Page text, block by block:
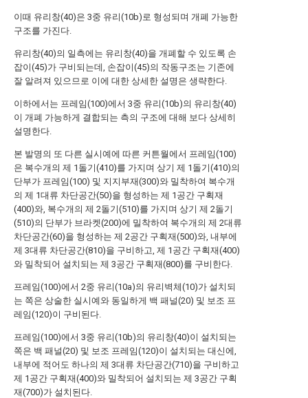
이때 유리창(40)은 3중 유리(10b)로 형성되며 개폐 가능한
구조를 가진다.
유리창(40)의 일측에는 유리창(40)을 개폐할 수 있도록 손
잡이(45)가 구비되는데, 손잡이(45)의 작동구조는 기존에
잘 알려져 있으므로 이에 대한 상세한 설명은 생략한다.
이하에서는 프레임(100)에서 3중 유리(10b)의 유리창(40)
이 개폐 가능하게 결합되는 측의 구조에 대해 보다 상세히
설명한다.
본 발명의 또 다른 실시예에 따른 커튼월에서 프레임(100)
은 복수개의 제 1돌기(410)를 가지며 상기 제 1돌기(410)의
단부가 프레임(100) 및 지지부재(300)와 밀착하여 복수개
의 제 1대류 차단공간(50)을 형성하는 제 1공간 구획재
(400)와, 복수개의 제 2돌기(510)를 가지며 상기 제 2돌기
(510)의 단부가 브라켓(200)에 밀착하여 복수개의 제 2대류
차단공간(60)을 형성하는 제 2공간 구획재(500)와, 내부에
제 3대류 차단공간(810)을 구비하고, 제 1공간 구획재(400)
와 밀착되어 설치되는 제 3공간 구획재(800)를 구비한다.
프레임(100)에서 2중 유리(10a)의 유리벽체(10)가 설치되
는 쪽은 상술한 실시예와 동일하게 백 패널(20) 및 보조 프
레임(120)이 구비된다.
프레임(100)에서 3중 유리(10b)의 유리창(40)이 설치되는
쪽은 백 패널(20) 및 보조 프레임(120)이 설치되는 대신에,
내부에 적어도 하나의 제 3대류 차단공간(710)을 구비하고
제 1공간 구획재(400)와 밀착되어 설치되는 제 3공간 구획
재(700)가 설치된다.